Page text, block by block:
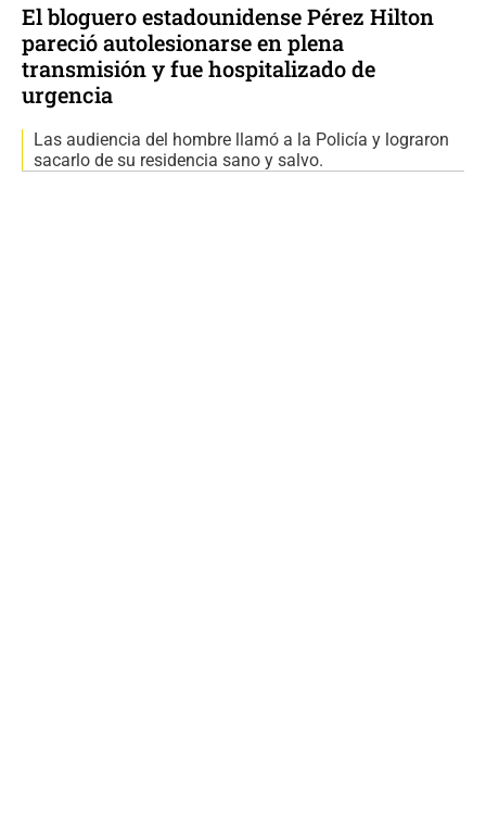
El bloguero estadounidense Pérez Hilton
pareció autolesionarse en plena
transmisión y fue hospitalizado de
urgencia
Las audiencia del hombre llamó a la Policía y lograron
sacarlo de su residencia sano y salvo.